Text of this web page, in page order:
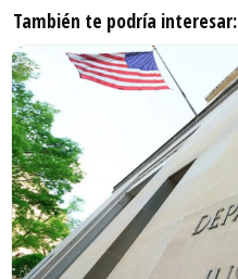
También te podría interesar: